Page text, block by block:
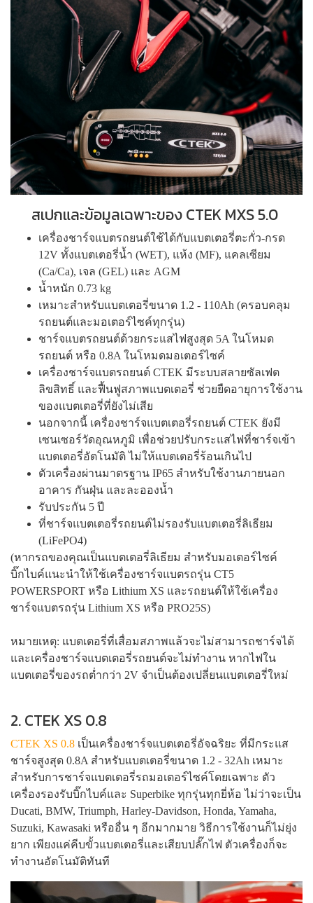
สเปกและข้อมูลเฉพาะของ CTEK MXS 5.0
เครื่องชาร์จแบตรถยนต์ใช้ได้กับแบตเตอรี่ตะกั่ว-กรด
12V ทั้งแบตเตอรี่น้ำ (WET), แห้ง (MF), แคลเซียม
(Ca/Ca), เจล (GEL) และ AGM
น้ำหนัก 0.73 kg
เหมาะสำหรับแบตเตอรี่ขนาด 1.2 - 110Ah (ครอบคลุม
รถยนต์และมอเตอร์ไซค์ทุกรุ่น)
ชาร์จแบตรถยนต์ด้วยกระแสไฟสูงสุด 5A ในโหมด
รถยนต์ หรือ 0.8A ในโหมดมอเตอร์ไซค์
เครื่องชาร์จแบตรถยนต์ CTEK มีระบบสลายซัลเฟต
ลิขสิทธิ์ และฟื้นฟูสภาพแบตเตอรี่ ช่วยยืดอายุการใช้งาน
ของแบตเตอรี่ที่ยังไม่เสีย
นอกจากนี้ เครื่องชาร์จแบตเตอรี่รถยนต์ CTEK ยังมี
เซนเซอร์วัดอุณหภูมิ เพื่อช่วยปรับกระแสไฟที่ชาร์จเข้า
แบตเตอรี่อัตโนมัติ ไม่ให้แบตเตอรี่ร้อนเกินไป
ตัวเครื่องผ่านมาตรฐาน IP65 สำหรับใช้งานภายนอก
อาคาร กันฝุ่น และละอองน้ำ
รับประกัน 5 ปี
ที่ชาร์จแบตเตอรี่รถยนต์ไม่รองรับแบตเตอรี่ลิเธียม
(LiFePO4)
(หากรถของคุณเป็นแบตเตอรี่ลิเธียม สำหรับมอเตอร์ไซค์
บิ๊กไบค์แนะนำให้ใช้เครื่องชาร์จแบตรถรุ่น CT5
POWERSPORT หรือ Lithium XS และรถยนต์ให้ใช้เครื่อง
ชาร์จแบตรถรุ่น Lithium XS หรือ PRO25S)
หมายเหตุ: แบตเตอรี่ที่เสื่อมสภาพแล้วจะไม่สามารถชาร์จได้
และเครื่องชาร์จแบตเตอรี่รถยนต์จะไม่ทำงาน หากไฟใน
แบตเตอรี่ของรถต่ำกว่า 2V จำเป็นต้องเปลี่ยนแบตเตอรี่ใหม่
2. CTEK XS 0.8
CTEK XS 0.8 เป็นเครื่องชาร์จแบตเตอรี่อัจฉริยะ ที่มีกระแส
ชาร์จสูงสุด 0.8A สำหรับแบตเตอรี่ขนาด 1.2 - 32Ah เหมาะ
สำหรับการชาร์จแบตเตอรี่รถมอเตอร์ไซค์โดยเฉพาะ ตัว
เครื่องรองรับบิ๊กไบค์และ Superbike ทุกรุ่นทุกยี่ห้อ ไม่ว่าจะเป็น
Ducati, BMW, Triumph, Harley-Davidson, Honda, Yamaha,
Suzuki, Kawasaki หรืออื่น ๆ อีกมากมาย วิธีการใช้งานก็ไม่ยุ่ง
ยาก เพียงแค่คีบขั้วแบตเตอรี่และเสียบปลั๊กไฟ ตัวเครื่องก็จะ
ทำงานอัตโนมัติทันที